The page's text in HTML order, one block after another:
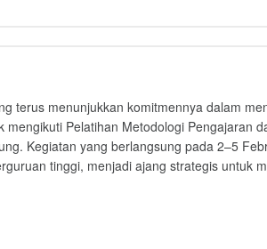
terus menunjukkan komitmennya dalam
mengikuti Pelatihan Metodologi Pengajaran
Kegiatan yang berlangsung pada 2–5
tinggi, menjadi ajang strategis untuk